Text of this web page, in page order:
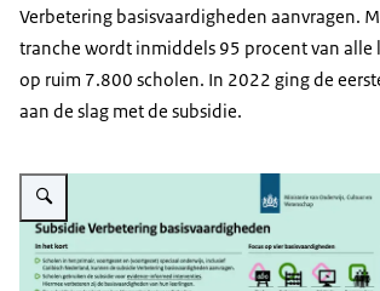
Verbetering basisvaardigheden aanvragen.
tranche wordt inmiddels 95 procent van
op ruim 7.800 scholen. In 2022 ging de
aan de slag met de subsidie.
Vergroot afbeelding Het dashboard subsidie